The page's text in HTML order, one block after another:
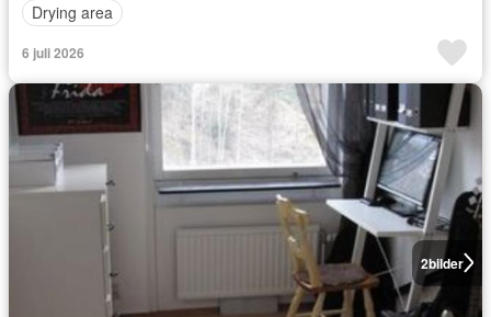
Drying area
6 juli 2026
2bilder